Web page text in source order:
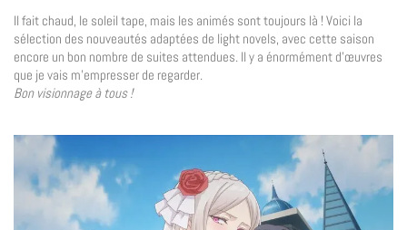
Il fait chaud, le soleil tape, mais les animés sont toujours là ! Voici la
sélection des nouveautés adaptées de light novels, avec cette saison
encore un bon nombre de suites attendues. Il y a énormément d’œuvres
que je vais m’empresser de regarder.
Bon visionnage à tous !